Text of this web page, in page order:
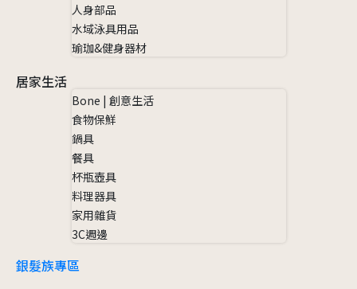
人身部品
水域泳具用品
瑜珈&健身器材
居家生活
Bone | 創意生活
食物保鮮
鍋具
餐具
杯瓶壺具
料理器具
家用雜貨
3C週邊
銀髮族專區